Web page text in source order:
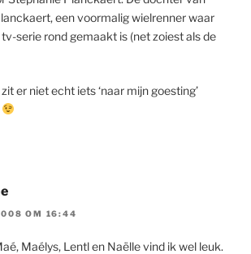
een voormalig wielrenner waar
tv-serie rond gemaakt is (net zoiest als de
er niet echt iets ‘naar mijn goesting’
OM 16:44
Maélys, Lentl en Naëlle vind ik wel leuk.